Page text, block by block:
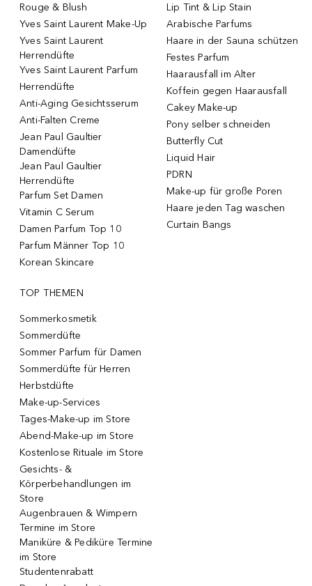
Rouge & Blush
Yves Saint Laurent Make-Up
Yves Saint Laurent
Herrendüfte
Yves Saint Laurent Parfum
Herrendüfte
Anti-Aging Gesichtsserum
Anti-Falten Creme
Jean Paul Gaultier
Damendüfte
Jean Paul Gaultier
Herrendüfte
Parfum Set Damen
Vitamin C Serum
Damen Parfum Top 10
Parfum Männer Top 10
Korean Skincare
Lip Tint & Lip Stain
Arabische Parfums
Haare in der Sauna schützen
Festes Parfum
Haarausfall im Alter
Koffein gegen Haarausfall
Cakey Make-up
Pony selber schneiden
Butterfly Cut
Liquid Hair
PDRN
Make-up für große Poren
Haare jeden Tag waschen
Curtain Bangs
TOP THEMEN
Sommerkosmetik
Sommerdüfte
Sommer Parfum für Damen
Sommerdüfte für Herren
Herbstdüfte
Make-up-Services
Tages-Make-up im Store
Abend-Make-up im Store
Kostenlose Rituale im Store
Gesichts- &
Körperbehandlungen im
Store
Augenbrauen & Wimpern
Termine im Store
Maniküre & Pediküre Termine
im Store
Studentenrabatt